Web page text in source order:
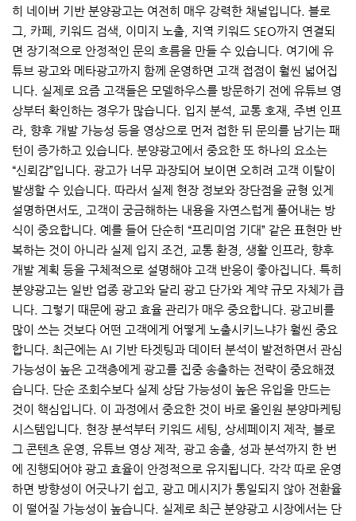
히 네이버 기반 분양광고는 여전히 매우 강력한 채널입니다. 블로
그, 카페, 키워드 검색, 이미지 노출, 지역 키워드 SEO까지 연결되
면 장기적으로 안정적인 문의 흐름을 만들 수 있습니다. 여기에 유
튜브 광고와 메타광고까지 함께 운영하면 고객 접점이 훨씬 넓어집
니다. 실제로 요즘 고객들은 모델하우스를 방문하기 전에 유튜브 영
상부터 확인하는 경우가 많습니다. 입지 분석, 교통 호재, 주변 인프
라, 향후 개발 가능성 등을 영상으로 먼저 접한 뒤 문의를 남기는 패
턴이 증가하고 있습니다. 분양광고에서 중요한 또 하나의 요소는
“신뢰감”입니다. 광고가 너무 과장되어 보이면 오히려 고객 이탈이
발생할 수 있습니다. 따라서 실제 현장 정보와 장단점을 균형 있게
설명하면서도, 고객이 궁금해하는 내용을 자연스럽게 풀어내는 방
식이 중요합니다. 예를 들어 단순히 “프리미엄 기대” 같은 표현만 반
복하는 것이 아니라 실제 입지 조건, 교통 환경, 생활 인프라, 향후
개발 계획 등을 구체적으로 설명해야 고객 반응이 좋아집니다. 특히
분양광고는 일반 업종 광고와 달리 광고 단가와 계약 규모 자체가 큽
니다. 그렇기 때문에 광고 효율 관리가 매우 중요합니다. 광고비를
많이 쓰는 것보다 어떤 고객에게 어떻게 노출시키느냐가 훨씬 중요
합니다. 최근에는 AI 기반 타겟팅과 데이터 분석이 발전하면서 관심
가능성이 높은 고객층에게 광고를 집중 송출하는 전략이 중요해졌
습니다. 단순 조회수보다 실제 상담 가능성이 높은 유입을 만드는
것이 핵심입니다. 이 과정에서 중요한 것이 바로 올인원 분양마케팅
시스템입니다. 현장 분석부터 키워드 세팅, 상세페이지 제작, 블로
그 콘텐츠 운영, 유튜브 영상 제작, 광고 송출, 성과 분석까지 한 번
에 진행되어야 광고 효율이 안정적으로 유지됩니다. 각각 따로 운영
하면 방향성이 어긋나기 쉽고, 광고 메시지가 통일되지 않아 전환율
이 떨어질 가능성이 높습니다. 실제로 최근 분양광고 시장에서는 단